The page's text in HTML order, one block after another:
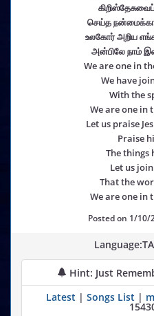
செய்த
உலகோர் அறிய
அன்பிலே நாம்
We are one in
We have
With the
We are one in
Let us praise
Praise
The things
Let us
That the
We are one in
Posted on 1/10/
Hint: Just
Latest | Songs List |